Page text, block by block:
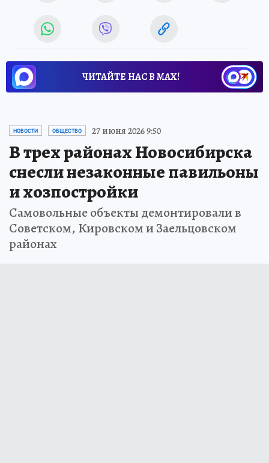
ЧИТАЙТЕ НАС В МАХ!
НОВОСТИ ОБЩЕСТВО 27 июня 2026 9:50
В трех районах Новосибирска
снесли незаконные павильоны
и хозпостройки
Самовольные объекты демонтировали в
Советском, Кировском и Заельцовском
районах